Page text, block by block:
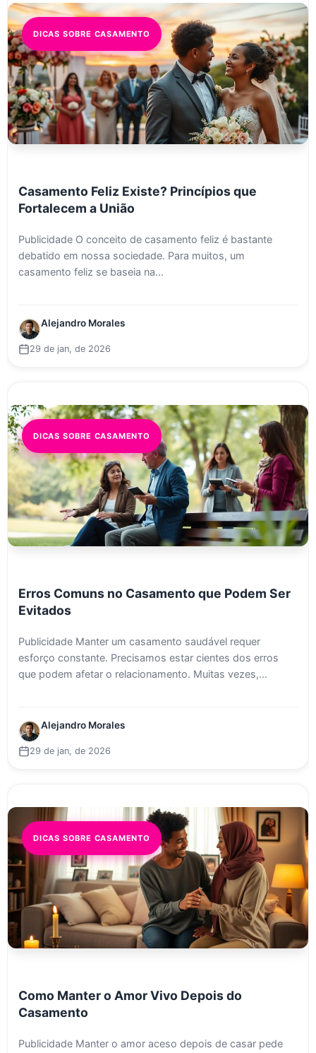
DICAS SOBRE CASAMENTO
Casamento Feliz Existe? Princípios que
Fortalecem a União
Publicidade O conceito de casamento feliz é bastante
debatido em nossa sociedade. Para muitos, um
casamento feliz se baseia na...
Alejandro Morales
29 de jan, de 2026
DICAS SOBRE CASAMENTO
Erros Comuns no Casamento que Podem Ser
Evitados
Publicidade Manter um casamento saudável requer
esforço constante. Precisamos estar cientes dos erros
que podem afetar o relacionamento. Muitas vezes,...
Alejandro Morales
29 de jan, de 2026
DICAS SOBRE CASAMENTO
Como Manter o Amor Vivo Depois do
Casamento
Publicidade Manter o amor aceso depois de casar pede